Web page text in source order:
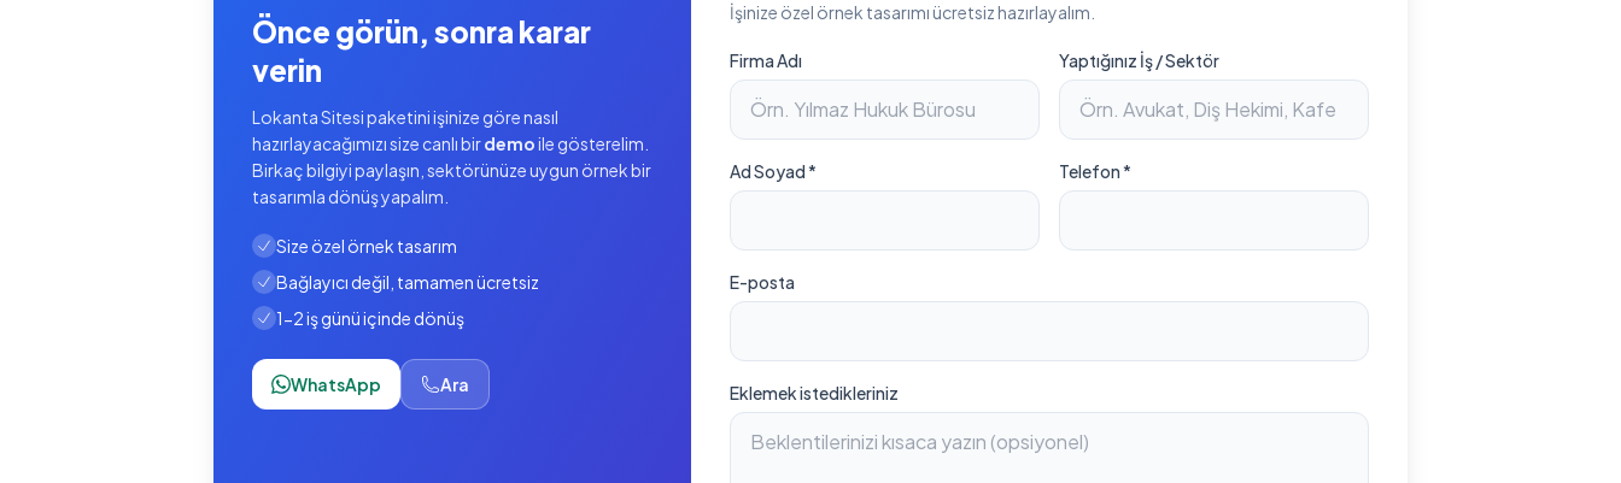
Önce görün, sonra karar
verin
Lokanta Sitesi paketini işinize göre nasıl
hazırlayacağımızı size canlı birdemoile gösterelim.
Birkaç bilgiyi paylaşın, sektörünüze uygun örnek bir
tasarımla dönüş yapalım.
Size özel örnek tasarım
Bağlayıcı değil, tamamen ücretsiz
1-2 iş günü içinde dönüş
WhatsApp Ara
İşinize özel örnek tasarımı ücretsiz hazırlayalım.
Firma Adı Yaptığınız İş / Sektör
Ad Soyad * Telefon *
E-posta
Eklemek istedikleriniz